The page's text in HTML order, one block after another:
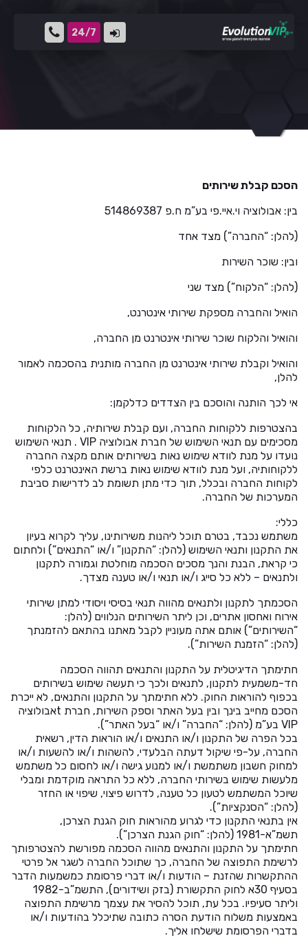
24/7
הסכם קבלת שירותים
בין: אבולוציה וי.איי.פי בע”מ ח.פ 514869387
(להלן: “החברה”) מצד אחד
ובין: שוכר השירות
(להלן: “הלקוח”) מצד שני
הואיל והחברה מספקת שירותי אינטרנט,
והואיל והלקוח שוכר שירותי אינטרנט מן החברה,
והואיל וקבלת שירותי אינטרנט מן החברה מותנית בהסכמה לאמור
להלן,
אי לכך הותנה והוסכם בין הצדדים כדלקמן:
בהצטרפות ללקוחות החברה, ועם קבלת שירותיה, כל הלקוחות
מסכימים עם תנאי השימוש של חברת אבולוציה VIP . תנאי השימוש
נועדו על מנת לוודא שימוש נאות בשירותים אותם מקצה החברה
ללקוחותיה, ועל מנת לוודא שימוש נאות ברשת האינטרנט כלפי
לקוחות החברה ובכלל, תוך כדי מתן תשומת לב לדרישות סביבת
המערכות של החברה.
כללי:
משתמש נכבד, בטרם תוכל ליהנות משירותינו, עליך לקרוא בעיון
את התקנון ותנאי השימוש (להלן: “התקנון” ו/או “התנאים”) ולחתום
כי קראת, הבנת והנך מסכים הסכמה מוחלטת וגמורה לתקנון
ולתנאים – ללא כל סייג ו/או תנאי ו/או טענה מצדך.
הסכמתך לתקנון ולתנאים מהווה תנאי בסיסי ויסודי למתן שירותי
אירוח ואחסון אתרים, וכן ליתר השירותים הנלווים (להלן:
“השירותים”) אותם אתה מעוניין לקבל מאתנו בהתאם להזמנתך
(להלן: “הזמנת השירות”).
חתימתך הדיגיטלית על התקנון והתנאים תהווה הסכמה
חד-משמעית לתקנון, לתנאים ולכך כי תעשה שימוש בשירותים
בכפוף להוראות החוק. ללא חתימתך על התקנון והתנאים, לא ייכרת
הסכם מחייב בינך ובין בעל האתר וספק השירות, חברת tאבולוציה
VIP בע”מ (להלן: “החברה” ו/או “בעל האתר”).
בכל הפרה של התקנון ו/או התנאים ו/או הוראות הדין, רשאית
החברה, על-פי שיקול דעתה הבלעדי, להשהות ו/או להשעות ו/או
למחוק חשבון משתמשת ו/או למנוע גישה ו/או לחסום כל משתמש
מלעשות שימוש בשירותי החברה, ללא כל התראה מוקדמת ומבלי
שיוכל המשתמש לטעון כל טענה, לדרוש פיצוי, שיפוי או החזר
(להלן: “הסנקציות”).
אין בתנאי התקנון כדי לגרוע מהוראות חוק הגנת הצרכן,
תשמ”א-1981 (להלן: “חוק הגנת הצרכן”).
חתימתך על התקנון והתנאים מהווה הסכמה מפורשת להצטרפותך
לרשימת התפוצה של החברה, כך שתוכל החברה לשגר אל פרטי
ההתקשרות שהזנת – הודעות ו/או דברי פרסומת כמשמעות הדבר
בסעיף 30א לחוק התקשורת (בזק ושידורים), התשמ”ב-1982
וליתר סעיפיו. בכל עת, תוכל להסיר את עצמך מרשימת התפוצה
באמצעות משלוח הודעת הסרה כתובה שתיכלל בהודעות ו/או
בדברי הפרסומת שישלחו אליך.